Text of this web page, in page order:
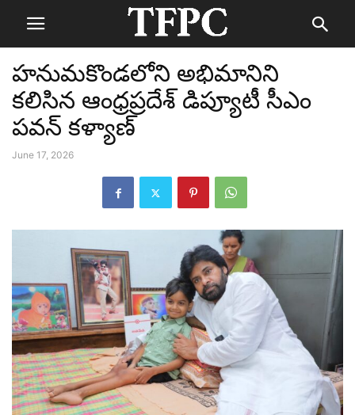
హనుమకొండలోని అభిమానిని
కలిసిన ఆంధ్రప్రదేశ్ డిప్యూటీ సీఎం
పవన్ కళ్యాణ్
June 17, 2026